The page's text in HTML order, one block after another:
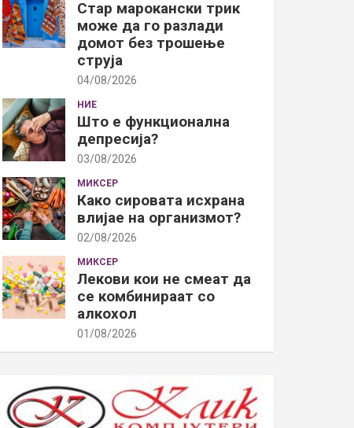
Стар марокански трик
може да го разлади
домот без трошење
струја
04/08/2026
НИЕ
Што е функционална
депресија?
03/08/2026
МИКСЕР
Како сировата исхрана
влијае на организмот?
02/08/2026
МИКСЕР
Лекови кои не смеат да
се комбинираат со
алкохол
01/08/2026